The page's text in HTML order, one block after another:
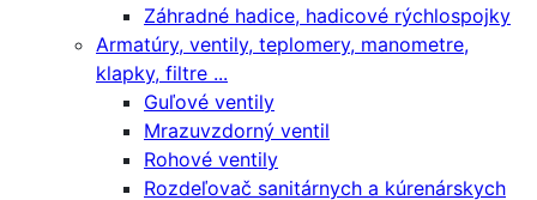
Záhradné hadice, hadicové rýchlospojky
Armatúry, ventily, teplomery, manometre,
klapky, filtre ...
Guľové ventily
Mrazuvzdorný ventil
Rohové ventily
Rozdeľovač sanitárnych a kúrenárskych